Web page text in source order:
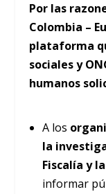
Por las
Colombia –
plataforma
sociales y
humanos
A los
la
Fiscalía y
informar